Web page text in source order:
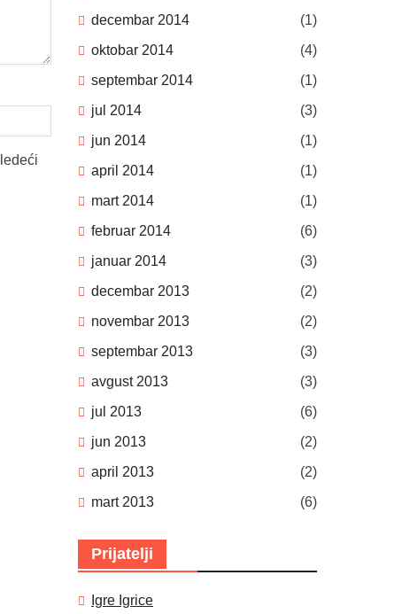
decembar 2014
(1)
oktobar 2014
(4)
septembar 2014
(1)
jul 2014
(3)
jun 2014
(1)
april 2014
(1)
mart 2014
(1)
februar 2014
(6)
januar 2014
(3)
decembar 2013
(2)
novembar 2013
(2)
septembar 2013
(3)
avgust 2013
(3)
jul 2013
(6)
jun 2013
(2)
april 2013
(2)
mart 2013
(6)
Prijatelji
Igre Igrice